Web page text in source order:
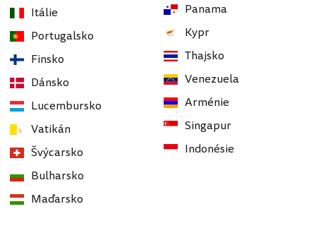
Itálie
Portugalsko
Finsko
Dánsko
Lucembursko
Vatikán
Švýcarsko
Bulharsko
Maďarsko
Panama
Kypr
Thajsko
Venezuela
Arménie
Singapur
Indonésie